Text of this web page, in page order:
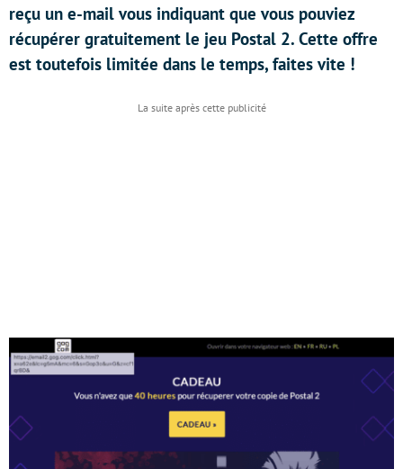
reçu un e-mail vous indiquant que vous pouviez
récupérer gratuitement le jeu Postal 2. Cette offre
est toutefois limitée dans le temps, faites vite !